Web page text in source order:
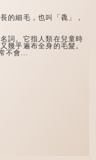
細毛，也叫「毳」，
。它指人類在兒童時
幾乎遍布全身的毛髮。
不會...